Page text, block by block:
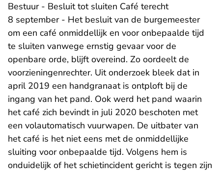
Bestuur - Besluit tot sluiten Café terecht
8 september - Het besluit van de burgemeester
om een café onmiddellijk en voor onbepaalde tijd
te sluiten vanwege ernstig gevaar voor de
openbare orde, blijft overeind. Zo oordeelt de
voorzieningenrechter. Uit onderzoek bleek dat in
april 2019 een handgranaat is ontploft bij de
ingang van het pand. Ook werd het pand waarin
het café zich bevindt in juli 2020 beschoten met
een volautomatisch vuurwapen. De uitbater van
het café is het niet eens met de onmiddellijke
sluiting voor onbepaalde tijd. Volgens hem is
onduidelijk of het schietincident gericht is tegen zijn